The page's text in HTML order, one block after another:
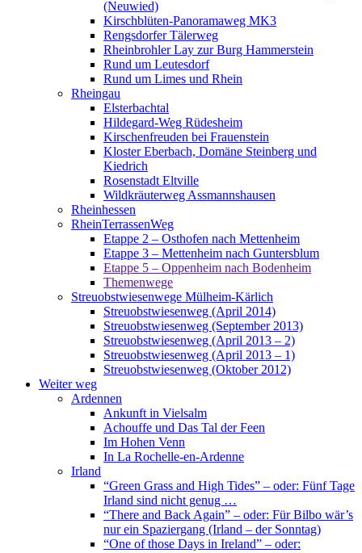
(Neuwied)
Kirschblüten-Panoramaweg MK3
Rengsdorfer Tälerweg
Rheinbrohler Lay zur Burg Hammerstein
Rund um Leutesdorf
Rund um Limes und Rhein
Rheingau
Elsterbachtal
Hildegard-Weg Rüdesheim
Kirschenfreuden bei Frauenstein
Kloster Eberbach, Domäne Steinberg und
Kiedrich
Rosenstadt Eltville
Wildkräuterweg Assmannshausen
Rheinhessen
RheinTerrassenWeg
Etappe 2 – Osthofen nach Mettenheim
Etappe 3 – Mettenheim nach Guntersblum
Etappe 5 – Oppenheim nach Bodenheim
Themenwege
Streuobstwiesenwege Mülheim-Kärlich
Streuobstwiesenweg (April 2014)
Streuobstwiesenweg (September 2013)
Streuobstwiesenweg (April 2013 – 2)
Streuobstwiesenweg (April 2013 – 1)
Streuobstwiesenweg (Oktober 2012)
Weiter weg
Ardennen
Ankunft in Vielsalm
Achouffe und Das Tal der Feen
Im Hohen Venn
In La Rochelle-en-Ardenne
Irland
“Green Grass and High Tides” – oder: Fünf Tage
Irland sind nicht genug …
“There and Back Again” – oder: Für Bilbo wär’s
nur ein Spaziergang (Irland – der Sonntag)
“One of those Days in Ireland” – oder: